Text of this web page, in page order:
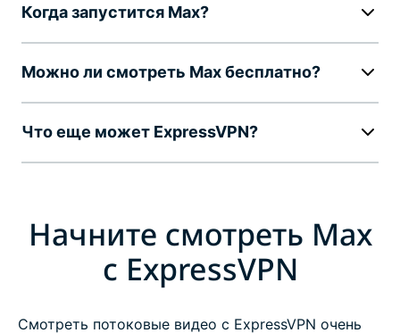
Когда запустится Max?
Можно ли смотреть Max бесплатно?
Что еще может ExpressVPN?
Начните смотреть Max
c ExpressVPN
Смотреть потоковые видео с ExpressVPN очень